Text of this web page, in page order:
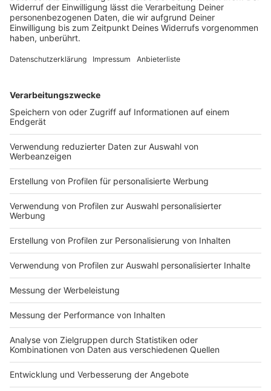
Schon im vergangenen Jahr kamen Tausende in den
früheren Wohnort des YouTubers «Drachenlord». Nun
«Schanzenfest» ausrücken. Die Bilanz.
DEINE GEMERKTEN ARTIKEL
Du hast dir noch keine Artikel gemerkt
Markiere sie hierfür mit einem
Impressum
Nutzungsbedingungen
Jobs
Presse
Kontakt
Studio-Hotline
Verkehrs-Hotline
Newsletter